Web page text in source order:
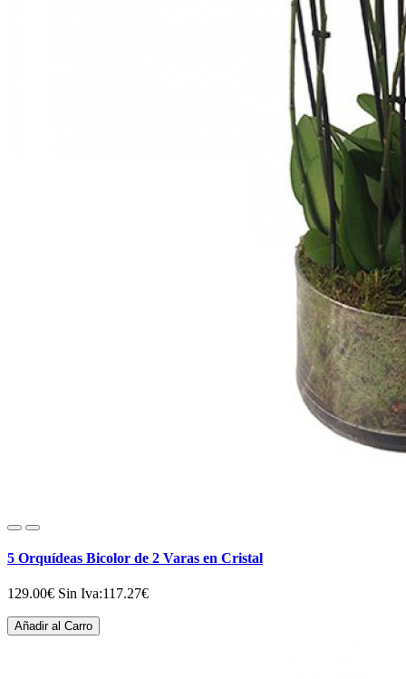
5 Orquídeas Bicolor de 2 Varas en Cristal
129.00€ Sin Iva:117.27€
Añadir al Carro